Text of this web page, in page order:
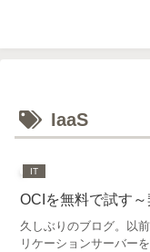
IaaS
IT
OCIを無料で試す～
久しぶりのブログ。以
リケーションサーバー